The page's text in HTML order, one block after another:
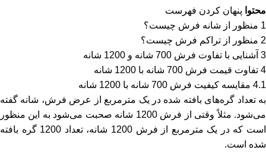
محتوا پنهان کردن فهرست
1 منظور از شانه فرش چیست؟
2 منظور از تراکم فرش چیست؟
3 آشنایی با تفاوت فرش 700 شانه و 1200 شانه
4 تفاوت قیمت فرش 700 شانه با 1200 شانه
4.1 مقایسه کیفیت فرش 700 شانه با 1200 شانه
به تعداد گره‌های بافته شده در یک مترمربع از عرض فرش، شانه گفته
می‌شود. مثلاً وقتی از فرش 1200 شانه صحبت می‌شود به این منظور
است که در یک مترمربع از فرش 1200 شانه، تعداد 1200 گره بافته
شده است.